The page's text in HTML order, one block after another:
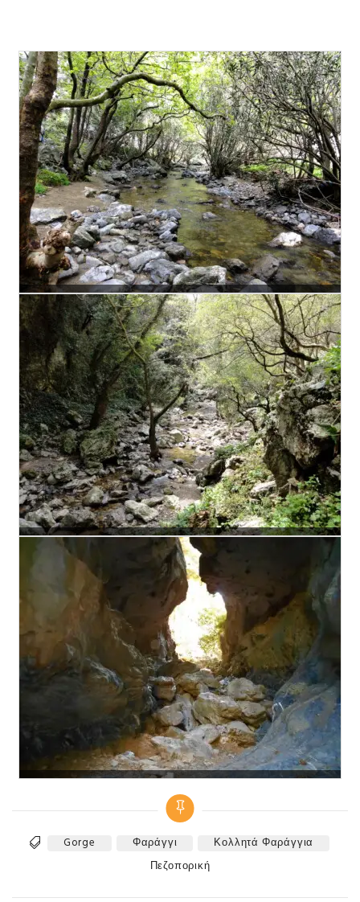
Gorge Φαράγγι Κολλητά Φαράγγια
Categories
Πεζοπορική